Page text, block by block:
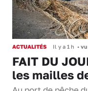
ACTUALITÉS Il y a 1 h •
FAIT DU
les mailles